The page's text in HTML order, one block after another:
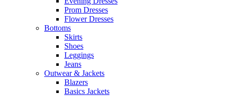
Prom Dresses
Flower Dresses
Bottoms
Skirts
Shoes
Leggings
Jeans
Outwear & Jackets
Blazers
Basics Jackets